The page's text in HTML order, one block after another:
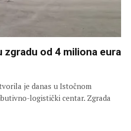
od 4 miliona eura
je danas u Istočnom
logistički centar. Zgrada